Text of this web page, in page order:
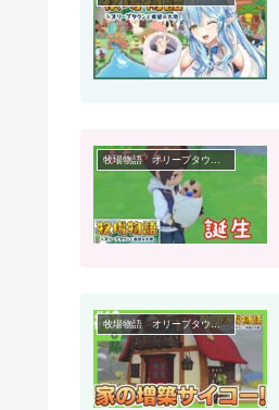
牧場物語 オリーブタウンと希望の大地
牧場物語 オリーブタウンと希望の大地